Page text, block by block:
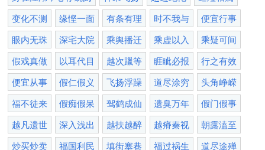
变化不测
缘悭一面 有条有理 时不我与
便宜行事
眼内无珠
深宅大院 乘舆播迁 乘虚以入
乘疑可间
假戏真做
以耳代目 越次躐等 睚眦必报
行之有效
便宜从事
假仁假义 飞扬浮躁 道尽涂穷
头角峥嵘
福不徒来
假痴假呆 驾鹤成仙 遗臭万年
假门假事
越凡遗世
深入浅出 越扶越醉 越瘠秦视
朝露溘至
炒买炒卖
福国利民 填街塞巷 福过祸生 道尽途殚